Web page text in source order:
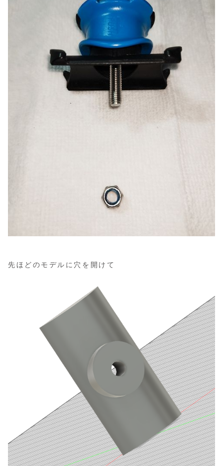
先ほどのモデルに穴を開けて